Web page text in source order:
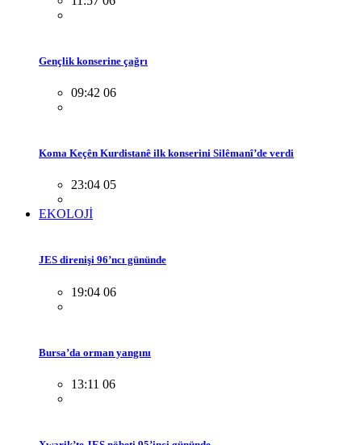
Gençlik konserine çağrı
09:42 06
Koma Keçên Kurdistanê ilk konserini Silêmanî’de verdi
23:04 05
EKOLOJİ
JES direnişi 96’ncı gününde
19:04 06
Bursa’da orman yangını
13:11 06